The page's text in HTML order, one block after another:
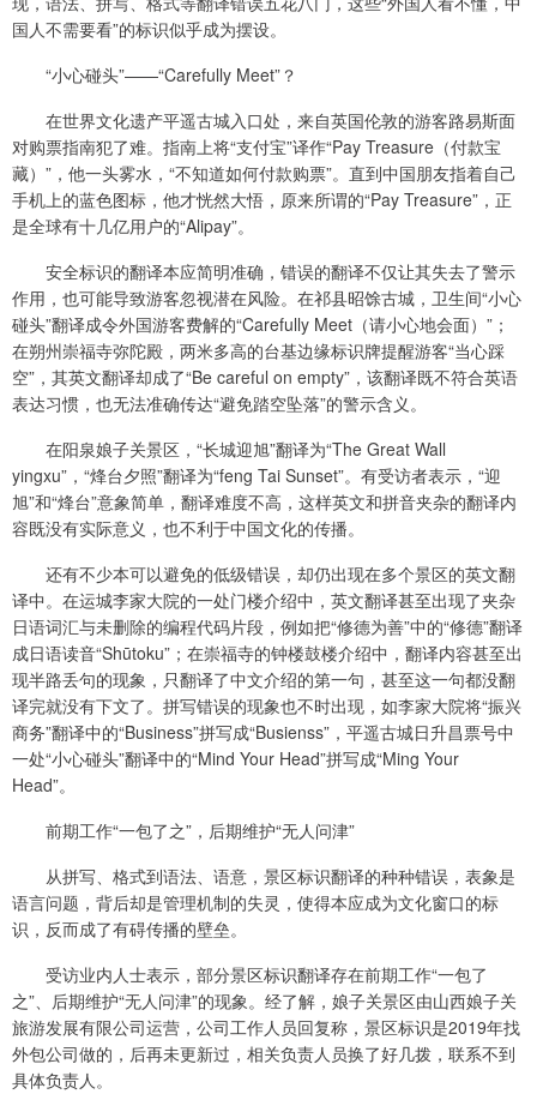
国人不需要看”的标识似乎成为摆设。
“小心碰头”——“Carefully Meet”？
在世界文化遗产平遥古城入口处，来自英国伦敦的游客路易斯面
对购票指南犯了难。指南上将“支付宝”译作“Pay Treasure（付款宝
藏）”，他一头雾水，“不知道如何付款购票”。直到中国朋友指着自己
手机上的蓝色图标，他才恍然大悟，原来所谓的“Pay Treasure”，正
是全球有十几亿用户的“Alipay”。
安全标识的翻译本应简明准确，错误的翻译不仅让其失去了警示
作用，也可能导致游客忽视潜在风险。在祁县昭馀古城，卫生间“小心
碰头”翻译成令外国游客费解的“Carefully Meet（请小心地会面）”；
在朔州崇福寺弥陀殿，两米多高的台基边缘标识牌提醒游客“当心踩
空”，其英文翻译却成了“Be careful on empty”，该翻译既不符合英语
表达习惯，也无法准确传达“避免踏空坠落”的警示含义。
在阳泉娘子关景区，“长城迎旭”翻译为“The Great Wall
yingxu”，“烽台夕照”翻译为“feng Tai Sunset”。有受访者表示，“迎
旭”和“烽台”意象简单，翻译难度不高，这样英文和拼音夹杂的翻译内
容既没有实际意义，也不利于中国文化的传播。
还有不少本可以避免的低级错误，却仍出现在多个景区的英文翻
译中。在运城李家大院的一处门楼介绍中，英文翻译甚至出现了夹杂
日语词汇与未删除的编程代码片段，例如把“修德为善”中的“修德”翻译
成日语读音“Shūtoku”；在崇福寺的钟楼鼓楼介绍中，翻译内容甚至出
现半路丢句的现象，只翻译了中文介绍的第一句，甚至这一句都没翻
译完就没有下文了。拼写错误的现象也不时出现，如李家大院将“振兴
商务”翻译中的“Business”拼写成“Busienss”，平遥古城日升昌票号中
一处“小心碰头”翻译中的“Mind Your Head”拼写成“Ming Your
Head”。
前期工作“一包了之”，后期维护“无人问津”
从拼写、格式到语法、语意，景区标识翻译的种种错误，表象是
语言问题，背后却是管理机制的失灵，使得本应成为文化窗口的标
识，反而成了有碍传播的壁垒。
受访业内人士表示，部分景区标识翻译存在前期工作“一包了
之”、后期维护“无人问津”的现象。经了解，娘子关景区由山西娘子关
旅游发展有限公司运营，公司工作人员回复称，景区标识是2019年找
外包公司做的，后再未更新过，相关负责人员换了好几拨，联系不到
具体负责人。